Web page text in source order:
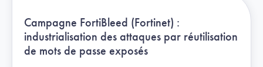
Campagne FortiBleed (Fortinet) :
industrialisation des attaques par réutilisation
de mots de passe exposés